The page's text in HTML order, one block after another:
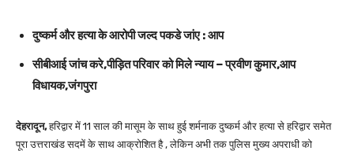
दुष्कर्म और हत्या के आरोपी जल्द पकडे जांए : आप
सीबीआई जांच करे,पीड़ित परिवार को मिले न्याय – प्रवीण कुमार,आप
विधायक,जंगपुरा
देहरादून,हरिद्वार में 11 साल की मासूम के साथ हुई शर्मनाक दुष्कर्म और हत्या से हरिद्वार समेत
पूरा उत्तराखंड सदमें के साथ आक्रोशित है , लेकिन अभी तक पुलिस मुख्य अपराधी को